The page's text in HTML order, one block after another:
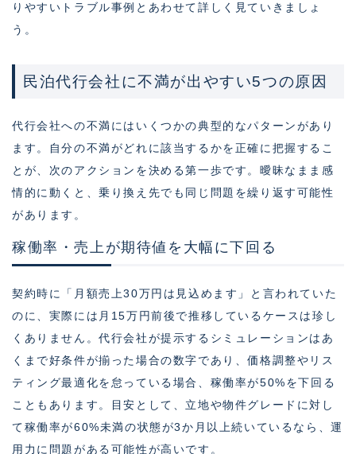
りやすいトラブル事例とあわせて詳しく見ていきましょ
う。
民泊代行会社に不満が出やすい5つの原因
代行会社への不満にはいくつかの典型的なパターンがあり
ます。自分の不満がどれに該当するかを正確に把握するこ
とが、次のアクションを決める第一歩です。曖昧なまま感
情的に動くと、乗り換え先でも同じ問題を繰り返す可能性
があります。
稼働率・売上が期待値を大幅に下回る
契約時に「月額売上30万円は見込めます」と言われていた
のに、実際には月15万円前後で推移しているケースは珍し
くありません。代行会社が提示するシミュレーションはあ
くまで好条件が揃った場合の数字であり、価格調整やリス
ティング最適化を怠っている場合、稼働率が50%を下回る
こともあります。目安として、立地や物件グレードに対し
て稼働率が60%未満の状態が3か月以上続いているなら、運
用力に問題がある可能性が高いです。